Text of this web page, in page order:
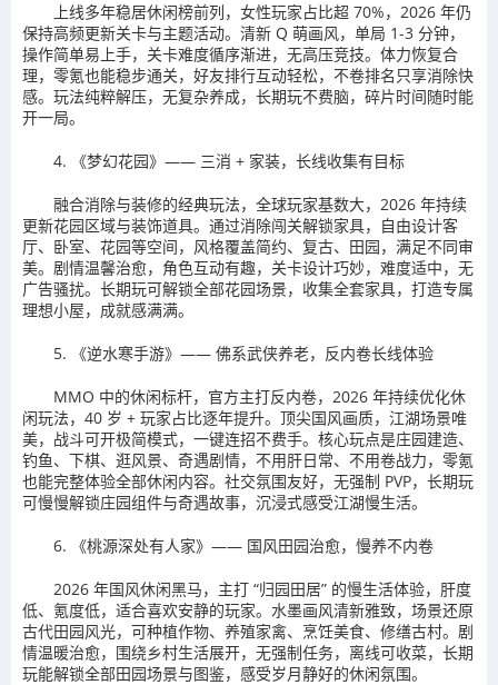
上线多年稳居休闲榜前列，女性玩家占比超 70%，2026 年仍
保持高频更新关卡与主题活动。清新 Q 萌画风，单局 1-3 分钟，
操作简单易上手，关卡难度循序渐进，无高压竞技。体力恢复合
理，零氪也能稳步通关，好友排行互动轻松，不卷排名只享消除快
感。玩法纯粹解压，无复杂养成，长期玩不费脑，碎片时间随时能
开一局。
4. 《梦幻花园》—— 三消 + 家装，长线收集有目标
融合消除与装修的经典玩法，全球玩家基数大，2026 年持续
更新花园区域与装饰道具。通过消除闯关解锁家具，自由设计客
厅、卧室、花园等空间，风格覆盖简约、复古、田园，满足不同审
美。剧情温馨治愈，角色互动有趣，关卡设计巧妙，难度适中，无
广告骚扰。长期玩可解锁全部花园场景，收集全套家具，打造专属
理想小屋，成就感满满。
5. 《逆水寒手游》—— 佛系武侠养老，反内卷长线体验
MMO 中的休闲标杆，官方主打反内卷，2026 年持续优化休
闲玩法，40 岁 + 玩家占比逐年提升。顶尖国风画质，江湖场景唯
美，战斗可开极简模式，一键连招不费手。核心玩点是庄园建造、
钓鱼、下棋、逛风景、奇遇剧情，不用肝日常、不用卷战力，零氪
也能完整体验全部休闲内容。社交氛围友好，无强制 PVP，长期玩
可慢慢解锁庄园组件与奇遇故事，沉浸式感受江湖慢生活。
6. 《桃源深处有人家》—— 国风田园治愈，慢养不内卷
2026 年国风休闲黑马，主打 “归园田居” 的慢生活体验，肝度
低、氪度低，适合喜欢安静的玩家。水墨画风清新雅致，场景还原
古代田园风光，可种植作物、养殖家禽、烹饪美食、修缮古村。剧
情温暖治愈，围绕乡村生活展开，无强制任务，离线可收菜，长期
玩能解锁全部田园场景与图鉴，感受岁月静好的休闲氛围。